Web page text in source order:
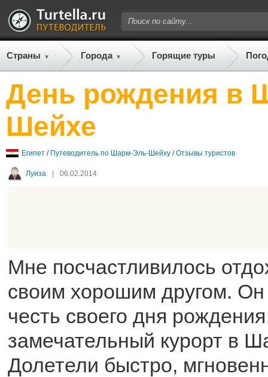
Страны Города Горящие туры
День рождения в
Шейхе
Египет / Путеводитель по Шарм-Эль-Шейху /Отзывы туристов
Луиза | 06.02.2014
Мне посчастливилось
своим хорошим другом. Он
честь своего дня
замечательный курорт в
Долетели быстро,